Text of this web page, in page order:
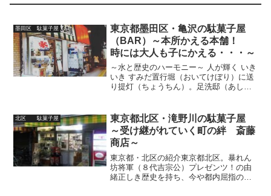
墨田区 駄菓子屋
東京都墨田区・亀沢の駄菓子屋
（BAR）～本所かえる本舗！
時には大人も子にかえる・・・～
～水と歴史のハーモニー～ 人が輝く いき
いき すみだ置行堀（おいてけぼり）に送
り提灯（ちょうちん）。足洗邸（あしあ
起きたと言われているミステリー「本所
七不思議 」の事、...
北区 駄菓子屋
東京都北区・滝野川の駄菓子屋
～受け継がれていく町の絆 斎藤
商店～
東京都・北区の紹介東京都北区。暴れん
坊将軍（８代吉宗公）プレゼンツ！の由
緒正しき歴史を持ち、今や都内屈指の桜